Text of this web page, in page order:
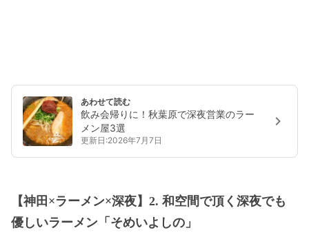
あわせて読む
飲み会帰りに！秋葉原で深夜営業のラー
メン屋3選
更新日:2026年7月7日
【神田×ラーメン×深夜】2. 和空間で頂く深夜でも
優しいラーメン「そめいよしの」